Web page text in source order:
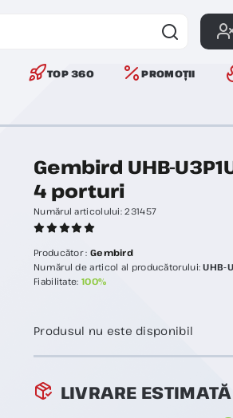
TOP 360 PROMOȚII
Gembird UHB-
4 porturi
Numărul articolului:231457
Producător : Gembird
Numărul de articol al producătorului:UHB-
Fiabilitate: 100%
Produsul nu este disponibil
LIVRARE ESTIMATĂ